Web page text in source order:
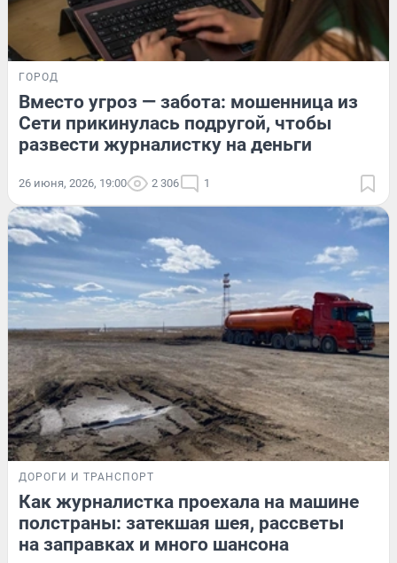
ГОРОД
Вместо угроз — забота: мошенница из
Сети прикинулась подругой, чтобы
развести журналистку на деньги
26 июня, 2026, 19:00 2 306 1
ДОРОГИ И ТРАНСПОРТ
Как журналистка проехала на машине
полстраны: затекшая шея, рассветы
на заправках и много шансона